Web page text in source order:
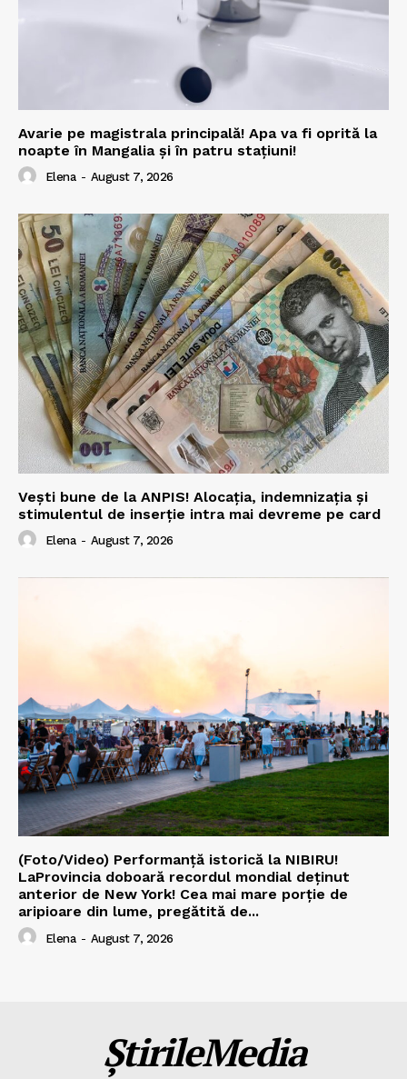
Avarie pe magistrala principală! Apa va fi oprită la
noapte în Mangalia și în patru stațiuni!
Elena - August 7, 2026
Vești bune de la ANPIS! Alocația, indemnizația și
stimulentul de inserție intra mai devreme pe card
Elena - August 7, 2026
(Foto/Video) Performanță istorică la NIBIRU!
LaProvincia doboară recordul mondial deținut
anterior de New York! Cea mai mare porție de
aripioare din lume, pregătită de...
Elena - August 7, 2026
ȘtirileMedia